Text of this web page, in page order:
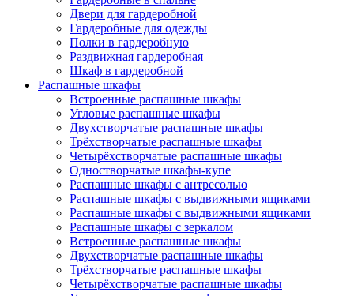
Двери для гардеробной
Гардеробные для одежды
Полки в гардеробную
Раздвижная гардеробная
Шкаф в гардеробной
Распашные шкафы
Встроенные распашные шкафы
Угловые распашные шкафы
Двухстворчатые распашные шкафы
Трёхстворчатые распашные шкафы
Четырёхстворчатые распашные шкафы
Одностворчатые шкафы-купе
Распашные шкафы с антресолью
Распашные шкафы с выдвижными ящиками
Распашные шкафы с выдвижными ящиками
Распашные шкафы с зеркалом
Встроенные распашные шкафы
Двухстворчатые распашные шкафы
Трёхстворчатые распашные шкафы
Четырёхстворчатые распашные шкафы